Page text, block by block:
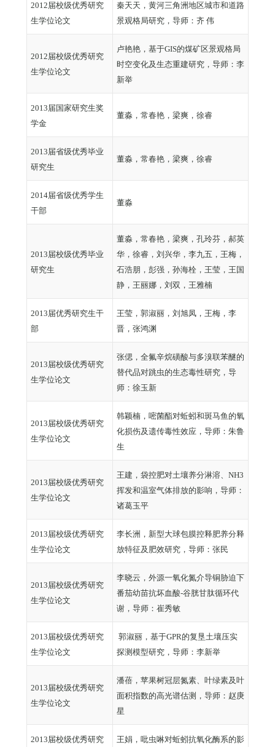
2012届校级优秀研究
生学位论文
秦天天，黄河三角洲地区城市和道路
景观格局研究，导师：齐 伟
2012届校级优秀研究
生学位论文
卢艳艳，基于GIS的煤矿区景观格局
时空变化及生态重建研究，导师：李
新举
2013届国家研究生奖
学金
董淼，常春艳，梁爽，徐睿
2013届省级优秀毕业
研究生
董淼，常春艳，梁爽，徐睿
2014届省级优秀学生
干部
董淼
2013届校级优秀毕业
研究生
董淼，常春艳，梁爽，孔玲芬，郝英
华，徐睿，刘兴华，李九五，王梅，
石浩朋，彭强，孙海栓，王莹，王国
静，王丽娜，刘双，王雅楠
2013届优秀研究生干
部
王莹，郭淑丽，刘旭凤，王梅，李
晋，张鸿渊
2013届校级优秀研究
生学位论文
张偲，全氟辛烷磺酸与多溴联苯醚的
替代品对跳虫的生态毒性研究，导
师：徐玉新
2013届校级优秀研究
生学位论文
韩颖楠，嘧菌酯对蚯蚓和斑马鱼的氧
化损伤及遗传毒性效应，导师：朱鲁
生
2013届校级优秀研究
生学位论文
王建，袋控肥对土壤养分淋溶、NH3
挥发和温室气体排放的影响，导师：
诸葛玉平
2013届校级优秀研究
生学位论文
李长洲，新型大球包膜控释肥养分释
放特征及肥效研究，导师：张民
2013届校级优秀研究
生学位论文
李晓云，外源一氧化氮介导铜胁迫下
番茄幼苗抗坏血酸-谷胱甘肽循环代
谢，导师：崔秀敏
2013届校级优秀研究
生学位论文
郭淑丽，基于GPR的复垦土壤压实
探测模型研究，导师：李新举
2013届校级优秀研究
生学位论文
潘蓓，苹果树冠层氮素、叶绿素及叶
面积指数的高光谱估测，导师：赵庚
星
2013届校级优秀研究 王娟，吡虫啉对蚯蚓抗氧化酶系的影